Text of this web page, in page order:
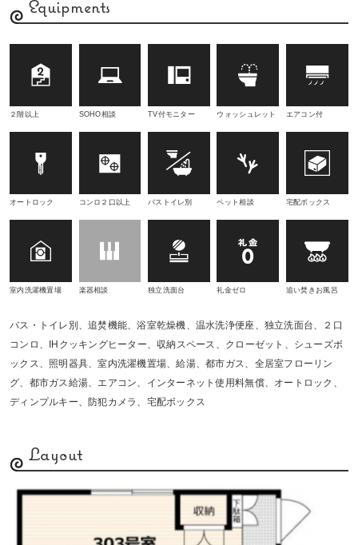
Equipments
２階以上 SOHO相談 TV付モニター ウォッシュレット エアコン付
オートロック コンロ２口以上 バストイレ別 ペット相談 宅配ボックス
室内洗濯機置場 楽器相談 独立洗面台 礼金ゼロ 追い焚きお風呂
バス・トイレ別、追焚機能、浴室乾燥機、温水洗浄便座、独立洗面台、２口
コンロ、IHクッキングヒーター、収納スペース、クローゼット、シューズボ
ックス、照明器具、室内洗濯機置場、給湯、都市ガス、全居室フローリン
グ、都市ガス給湯、エアコン、インターネット使用料無償、オートロック、
ディンプルキー、防犯カメラ、宅配ボックス
Layout